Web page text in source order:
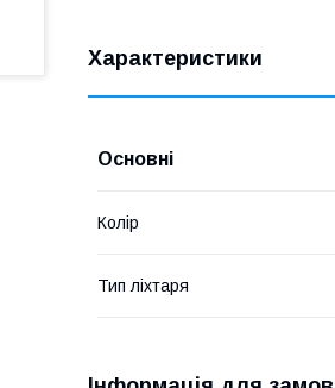
Характеристики
Основні
Колір
Тип ліхтаря